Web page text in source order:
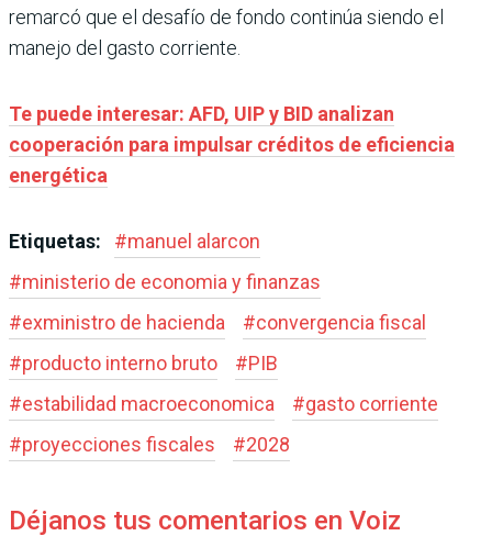
remarcó que el desafío de fondo continúa siendo el
manejo del gasto corriente.
Te puede interesar: AFD, UIP y BID analizan
cooperación para impulsar créditos de eficiencia
energética
Etiquetas: #manuel alarcon
#ministerio de economia y finanzas
#exministro de hacienda #convergencia fiscal
#producto interno bruto #PIB
#estabilidad macroeconomica #gasto corriente
#proyecciones fiscales #2028
Déjanos tus comentarios en Voiz